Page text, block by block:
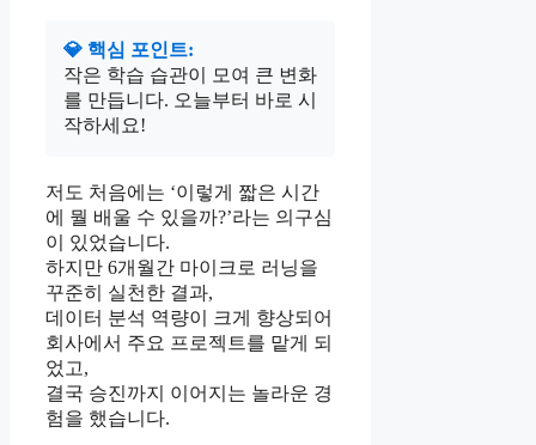
💎 핵심 포인트:
작은 학습 습관이 모여 큰 변화
를 만듭니다. 오늘부터 바로 시
작하세요!
저도 처음에는 ‘이렇게 짧은 시간
에 뭘 배울 수 있을까?’라는 의구심
이 있었습니다.
하지만 6개월간 마이크로 러닝을
꾸준히 실천한 결과,
데이터 분석 역량이 크게 향상되어
회사에서 주요 프로젝트를 맡게 되
었고,
결국 승진까지 이어지는 놀라운 경
험을 했습니다.